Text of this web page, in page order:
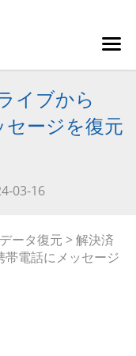
イブから
ージを復元
03-16
ータ復元 > 解決済
電話にメッセージ